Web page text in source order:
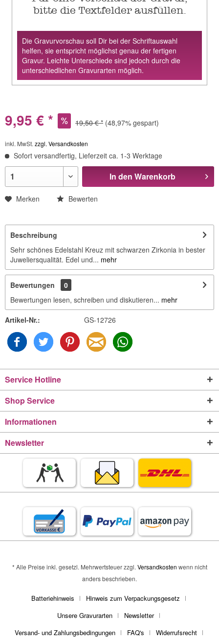
bitte die Textfelder ausfüllen.
Die Gravurvorschau soll Dir bei der Schriftauswahl
helfen, sie entspricht möglichst genau der fertigen
Gravur. Leichte Unterschiede sind jedoch durch die
unterschiedlichen Gravurarten möglich.
9,95 € * 19,50 € * (48,97% gespart)
inkl. MwSt. zzgl. Versandkosten
Sofort versandfertig, Lieferzeit ca. 1-3 Werktage
In den Warenkorb
Merken Bewerten
Beschreibung
Sehr schönes Edelstahl Kreuz mit schwarzen Zirkonia in bester
Juweliersqualität. Edel und... mehr
Bewertungen
0
Bewertungen lesen, schreiben und diskutieren... mehr
Artikel-Nr.: GS-12726
Service Hotline
Shop Service
Informationen
Newsletter
* Alle Preise inkl. gesetzl. Mehrwertsteuer zzgl.Versandkosten wenn nicht
anders beschrieben.
Batteriehinweis
Hinweis zum Verpackungsgesetz
Unsere Gravurarten
Newsletter
Versand- und Zahlungsbedingungen
FAQ's Widerrufsrecht